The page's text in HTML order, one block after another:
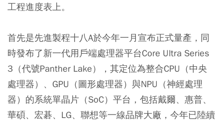
工程進度表上。
首先是先進製程十八A於今年一月宣布正式量產，同
時發布了新一代用戶端處理器平台Core Ultra Series
3（代號Panther Lake），其定位為整合CPU（中央
處理器）、GPU（圖形處理器）與NPU（神經處理
器）的系統單晶片（SoC）平台，包括戴爾、惠普、
華碩、宏碁、LG、聯想等一線品牌大廠，今年已陸續